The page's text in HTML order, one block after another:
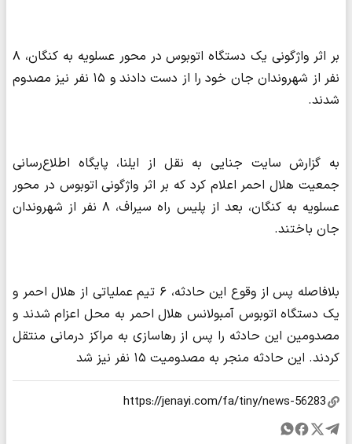
بر اثر واژگونی یک دستگاه اتوبوس در محور عسلویه به کنگان، ۸
نفر از شهروندان جان خود را از دست دادند و ۱۵ نفر نیز مصدوم
شدند.
به گزارش سایت جنایی به نقل از ایلنا، پایگاه اطلاع‌رسانی
جمعیت هلال احمر اعلام کرد که بر اثر واژگونی اتوبوس در محور
عسلویه به کنگان، بعد از پلیس راه سیراف، ۸ نفر از شهروندان
جان باختند.
بلافاصله پس از وقوع این حادثه، ۶ تیم عملیاتی از هلال احمر و
یک دستگاه اتوبوس آمبولانس هلال احمر به محل اعزام شدند و
مصدومین این حادثه را پس از رهاسازی به مراکز درمانی منتقل
کردند. این حادثه منجر به مصدومیت ۱۵ نفر نیز شد